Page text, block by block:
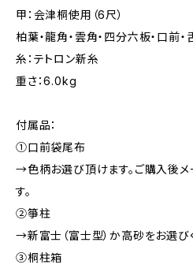
甲：会津桐使用（6尺）
柏葉・龍角・雲角・四分六板・口前
糸：テトロン新糸
重さ：6.0kg
付属品：
①口前袋尾布
→色柄お選び頂けます。ご購入後
す。
②箏柱
→新富士（富士型）か高砂をお選び
③桐柱箱